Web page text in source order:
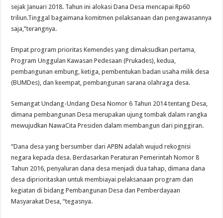
sejak Januari 2018. Tahun ini alokasi Dana Desa mencapai Rp60
triliun.Tinggal bagaimana komitmen pelaksanaan dan pengawasannya
saja,”terangnya.
Empat program prioritas Kemendes yang dimaksudkan pertama,
Program Unggulan Kawasan Pedesaan (Prukades), kedua,
pembangunan embung, ketiga, pembentukan badan usaha milik desa
(BUMDes), dan keempat, pembangunan sarana olahraga desa.
Semangat Undang-Undang Desa Nomor 6 Tahun 2014 tentang Desa,
dimana pembangunan Desa merupakan ujung tombak dalam rangka
mewujudkan NawaCita Presiden dalam membangun dari pinggiran.
“Dana desa yang bersumber dari APBN adalah wujud rekognisi
negara kepada desa. Berdasarkan Peraturan Pemerintah Nomor 8
Tahun 2016, penyaluran dana desa menjadi dua tahap, dimana dana
desa diprioritaskan untuk membiayai pelaksanaan program dan
kegiatan di bidang Pembangunan Desa dan Pemberdayaan
Masyarakat Desa, “tegasnya.